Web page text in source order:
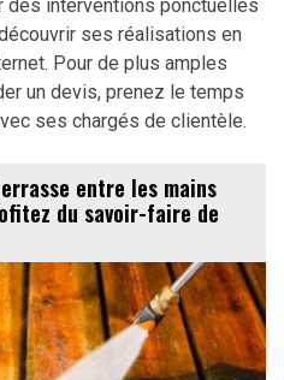
des interventions ponctuelles
ses réalisations en
Pour de plus amples
un devis, prenez le temps
ses chargés de clientèle.
entre les mains
du savoir-faire de